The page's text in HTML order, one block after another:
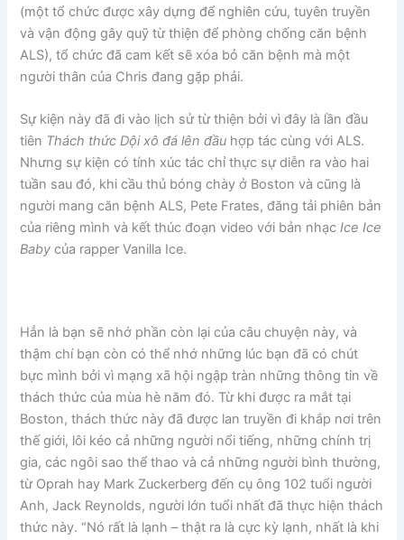
(một tổ chức được xây dựng để nghiên cứu, tuyên truyền
và vận động gây quỹ từ thiện để phòng chống căn bệnh
ALS), tổ chức đã cam kết sẽ xóa bỏ căn bệnh mà một
người thân của Chris đang gặp phải.
Sự kiện này đã đi vào lịch sử từ thiện bởi vì đây là lần đầu
tiên Thách thức Dội xô đá lên đầu hợp tác cùng với ALS.
Nhưng sự kiện có tính xúc tác chỉ thực sự diễn ra vào hai
tuần sau đó, khi cầu thủ bóng chày ở Boston và cũng là
người mang căn bệnh ALS, Pete Frates, đăng tải phiên bản
của riêng mình và kết thúc đoạn video với bản nhạcIce Ice
Baby của rapper Vanilla Ice.
Hẳn là bạn sẽ nhớ phần còn lại của câu chuyện này, và
thậm chí bạn còn có thể nhớ những lúc bạn đã có chút
bực mình bởi vì mạng xã hội ngập tràn những thông tin về
thách thức của mùa hè năm đó. Từ khi được ra mắt tại
Boston, thách thức này đã được lan truyền đi khắp nơi trên
thế giới, lôi kéo cả những người nổi tiếng, những chính trị
gia, các ngôi sao thể thao và cả những người bình thường,
từ Oprah hay Mark Zuckerberg đến cụ ông 102 tuổi người
Anh, Jack Reynolds, người lớn tuổi nhất đã thực hiện thách
thức này. “Nó rất là lạnh – thật ra là cực kỳ lạnh, nhất là khi